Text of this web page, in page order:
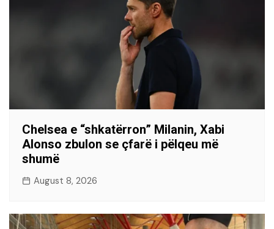
Chelsea e “shkatërron” Milanin, Xabi
Alonso zbulon se çfarë i pëlqeu më
shumë
August 8, 2026